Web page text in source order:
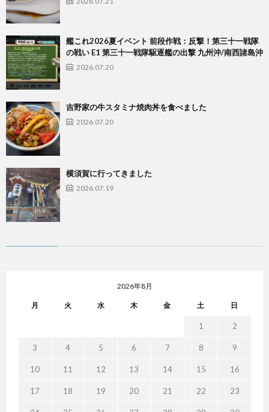
艦これ2026夏イベント 前段作戦：反撃！第三十一戦隊
の戦い E1 第三十一戦隊駆逐艦の出撃 九州沖/南西諸島沖
2026.07.20
吉野家の牛スタミナ焼肉丼を食べました
2026.07.20
横須賀に行ってきました
2026.07.19
2026年8月
月 火 水 木 金 土 日
1 2
3 4 5 6 7 8 9
10 11 12 13 14 15 16
17 18 19 20 21 22 23